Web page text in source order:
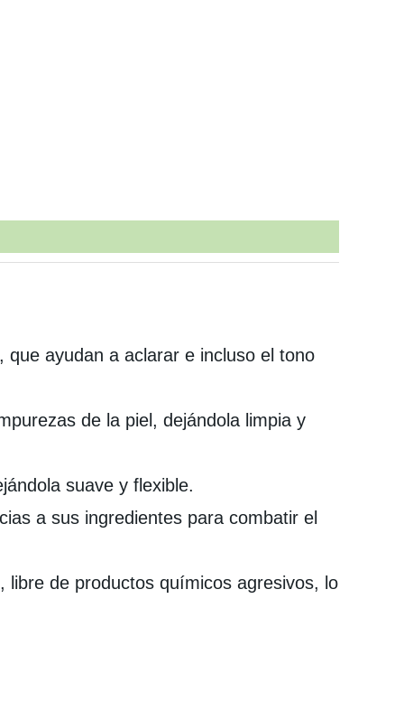
ayudan a aclarar e incluso el tono
de la piel, dejándola limpia y
suave y flexible.
a sus ingredientes para combatir el
libre de productos químicos agresivos, lo